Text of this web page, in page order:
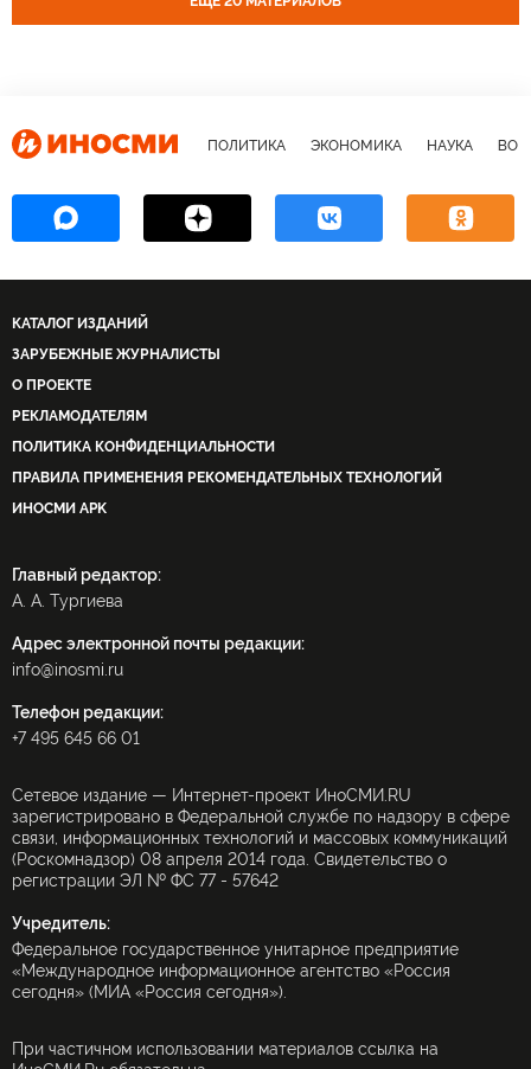
ПОЛИТИКА ЭКОНОМИКА НАУКА
КАТАЛОГ ИЗДАНИЙ
ЗАРУБЕЖНЫЕ ЖУРНАЛИСТЫ
О ПРОЕКТЕ
РЕКЛАМОДАТЕЛЯМ
ПОЛИТИКА КОНФИДЕНЦИАЛЬНОСТИ
ПРАВИЛА ПРИМЕНЕНИЯ РЕКОМЕНДАТЕЛЬНЫХ ТЕХНОЛОГИЙ
ИНОСМИ APK
Главный редактор:
А. А. Тургиева
Адрес электронной почты редакции:
info@inosmi.ru
Телефон редакции:
+7 495 645 66 01
Сетевое издание — Интернет-проект ИноСМИ.RU
зарегистрировано в Федеральной службе по надзору в сфере
связи, информационных технологий и массовых коммуникаций
(Роскомнадзор) 08 апреля 2014 года. Свидетельство о
регистрации ЭЛ № ФС 77 - 57642
Учредитель:
Федеральное государственное унитарное предприятие
«Международное информационное агентство «Россия
сегодня» (МИА «Россия сегодня»).
При частичном использовании материалов ссылка на